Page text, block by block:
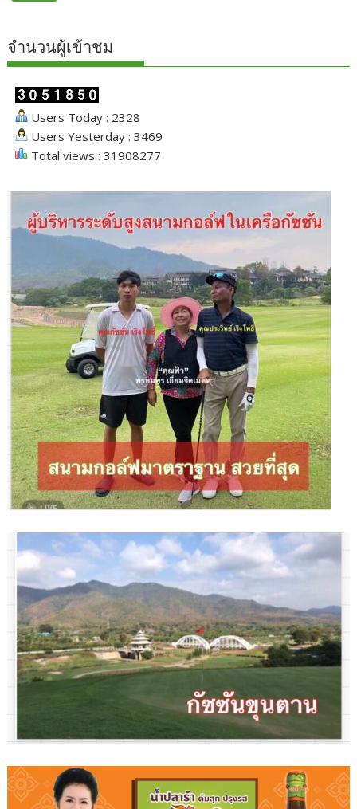
จำนวนผู้เข้าชม
Users Today : 2328
Users Yesterday : 3469
Total views : 31908277